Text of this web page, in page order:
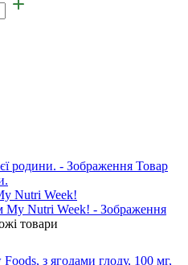
Товар
Nutri Week!
товари